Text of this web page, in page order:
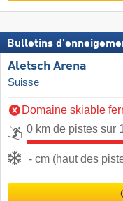
Bulletins
Aletsch Arena
Suisse
Domaine skiable
0 km de pistes sur
- cm (haut des